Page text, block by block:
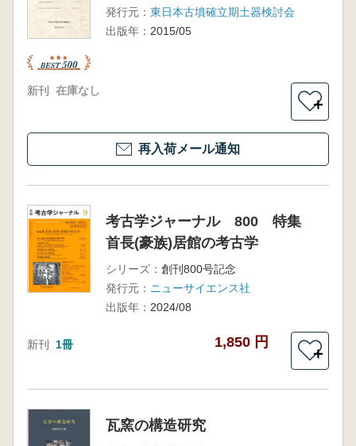
発行元： 東日本古墳確立期土器検討会
出版年： 2015/05
新刊 在庫なし
＋
再入荷メール通知
考古学ジャーナル 800 特集
首長(豪族)居館の考古学
シリーズ： 創刊800号記念
発行元： ニューサイエンス社
出版年： 2024/08
新刊 1冊 1,850 円
＋
瓦窯の構造研究